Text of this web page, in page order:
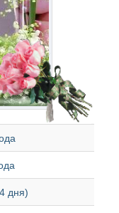
дня)